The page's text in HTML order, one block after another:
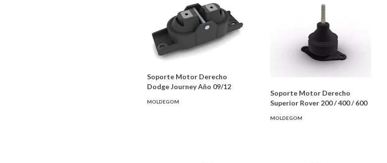
Soporte Motor Derecho
Dodge Journey Año 09/12
MOLDEGOM
Soporte Motor Derecho
Superior Rover 200 / 400 / 600
MOLDEGOM